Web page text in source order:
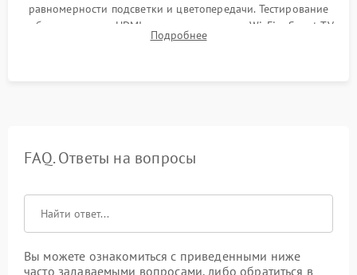
равномерности подсветки и цветопередачи. Тестирование
работы разъемов HDMI, динамиков, модуля Wi-Fi и Smart TV
в рабочем режиме в течение нескольких часов.
Подробнее
FAQ. Ответы на вопросы
Вы можете ознакомиться с приведенными ниже
часто задаваемыми вопросами, либо обратиться в